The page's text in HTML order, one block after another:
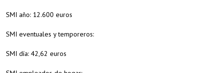
SMI año: 12.600 euros
SMI eventuales y temporeros:
SMI día: 42,62 euros